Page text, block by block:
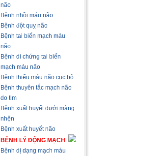
não
Bệnh nhồi máu não
Bệnh đột quỵ não
Bệnh tai biến mạch máu
não
Bệnh di chứng tai biến
mạch máu não
Bệnh thiếu máu não cục bộ
Bệnh thuyên tắc mạch não
do tim
Bệnh xuất huyết dưới màng
nhện
Bệnh xuất huyết não
BỆNH LÝ ĐỘNG MẠCH
Bệnh dị dạng mạch máu